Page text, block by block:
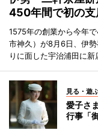
450年間で初の支
1575年の創業から今年
市神久）が8月6日、伊
りに面した宇治浦田に新
見る・遊
愛子さ
行事「